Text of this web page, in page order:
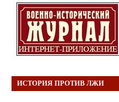
ИСТОРИЯ ПРОТИВ ЛЖИ